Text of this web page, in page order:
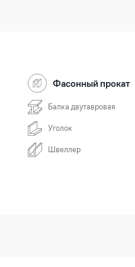
Фасонный прокат
Балка двутавровая
Уголок
Швеллер